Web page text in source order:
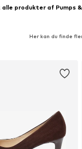
alle produkter af Pumps
Her kan du finde